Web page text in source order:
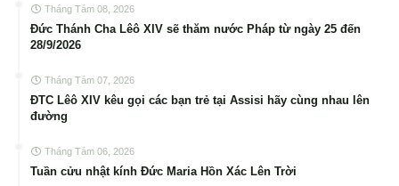
Tháng Tám 08, 2026
Đức Thánh Cha Lêô XIV sẽ thăm nước Pháp từ ngày 25 đến
28/9/2026
Tháng Tám 07, 2026
ĐTC Lêô XIV kêu gọi các bạn trẻ tại Assisi hãy cùng nhau lên
đường
Tháng Tám 06, 2026
Tuần cửu nhật kính Đức Maria Hồn Xác Lên Trời